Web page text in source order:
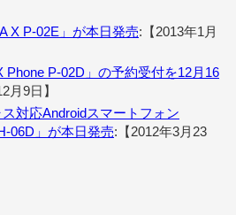
X P-02E」が本日発売:【2013年1月
Phone P-02D」の予約受付を12月16
月9日】
対応Androidスマートフォン
06D」が本日発売:【2012年3月23